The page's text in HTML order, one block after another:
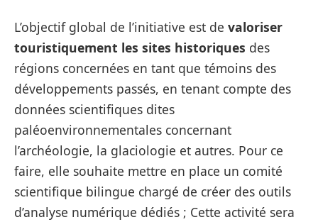
L’objectif global de l’initiative est de valoriser
touristiquement les sites historiques des
régions concernées en tant que témoins des
développements passés, en tenant compte des
données scientifiques dites
paléoenvironnementales concernant
l’archéologie, la glaciologie et autres. Pour ce
faire, elle souhaite mettre en place un comité
scientifique bilingue chargé de créer des outils
d’analyse numérique dédiés ; Cette activité sera